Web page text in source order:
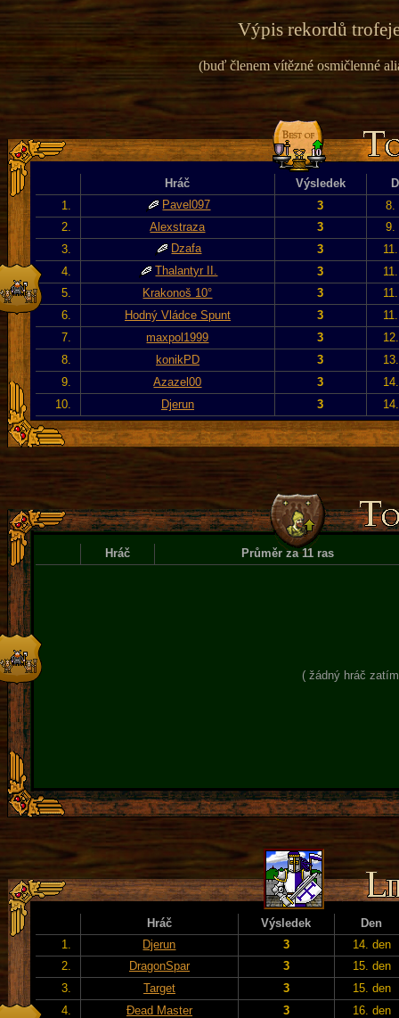
Výpis rekordů
(buď členem vítězné osmičlenné
Hráč Výsledek
1.
Pavel097 3
8.
2.
Alexstraza 3
9.
3.
Dzafa 3
4.
Thalantyr II. 3
5.
Krakonoš 10° 3
6.
Hodný Vládce Spunt 3
7.
maxpol1999 3
8.
konikPD 3
9.
Azazel00 3
10.
Djerun 3
Hráč Průměr za 11 ras
( žádný hráč
Hráč Výsledek
Den
1.
Djerun 3
14. den
2.
DragonSpar 3
15. den
3.
Target 3
15. den
4.
Đead Master 3
16. den